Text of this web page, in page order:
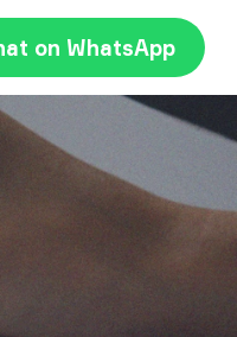
on WhatsApp